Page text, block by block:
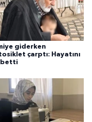
giderken
çarptı: Hayatını